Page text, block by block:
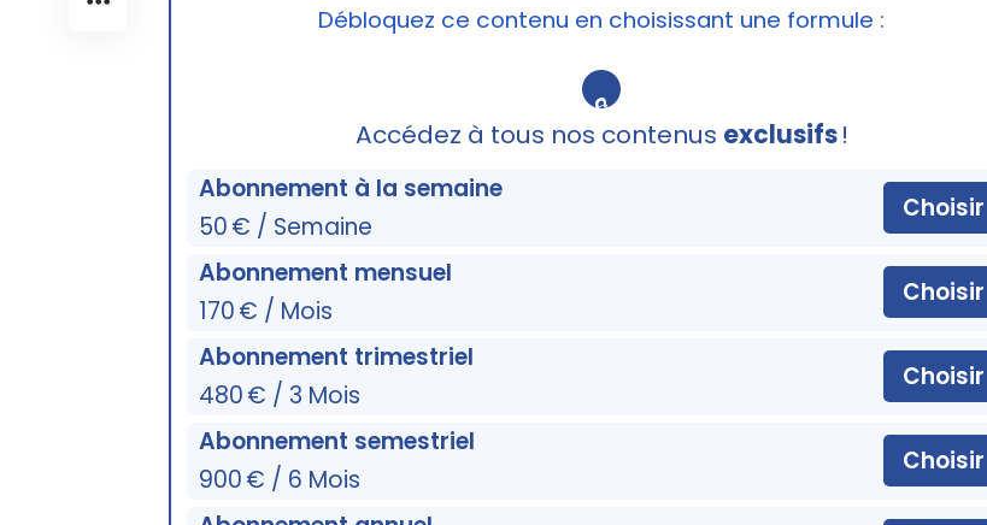
Débloquez ce contenu en choisissant une formule :
🔒
Accédez à tous nos contenus exclusifs!
Abonnement à la semaine
50 € / Semaine
Choisir
Abonnement mensuel
170 € / Mois
Choisir
Abonnement trimestriel
480 € / 3 Mois
Choisir
Abonnement semestriel
900 € / 6 Mois
Choisir